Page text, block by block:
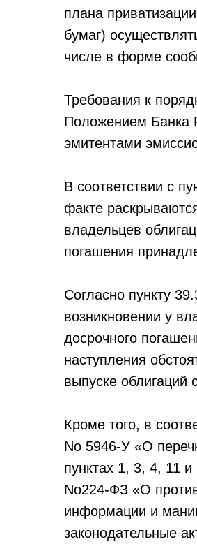
плана
бумаг)
числе в форме
Требования к
Положением Банка
эмитентами
В соответствии с
факте
владельцев
погашения
Согласно пункту
возникновении у
досрочного
наступления
выпуске облигаций
Кроме того, в
No 5946-У «О
пунктах 1, 3, 4, 11
No224-ФЗ «О
информации и
законодательные